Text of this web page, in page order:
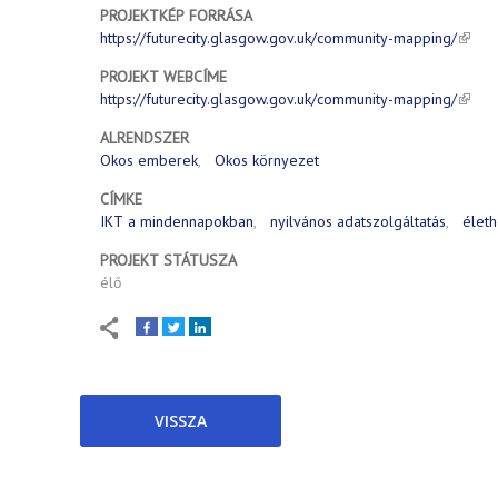
PROJEKTKÉP FORRÁSA
https://futurecity.glasgow.gov.uk/community-mapping/
PROJEKT WEBCÍME
https://futurecity.glasgow.gov.uk/community-mapping/
ALRENDSZER
Okos emberek
Okos környezet
CÍMKE
IKT a mindennapokban
nyilvános adatszolgáltatás
PROJEKT STÁTUSZA
élő